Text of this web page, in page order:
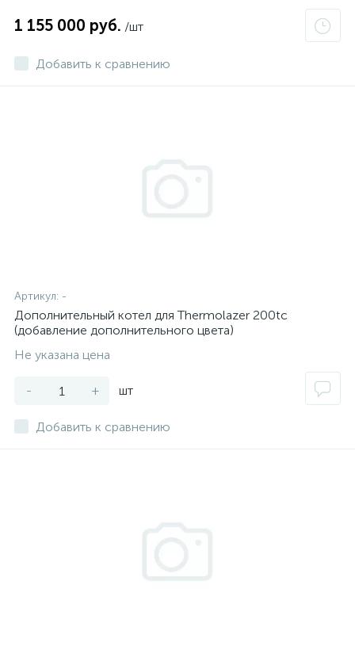
1 155 000 руб. /шт
Добавить к сравнению
Артикул: -
Дополнительный котел для Thermolazer 200tc
(добавление дополнительного цвета)
Не указана цена
- + шт
Добавить к сравнению